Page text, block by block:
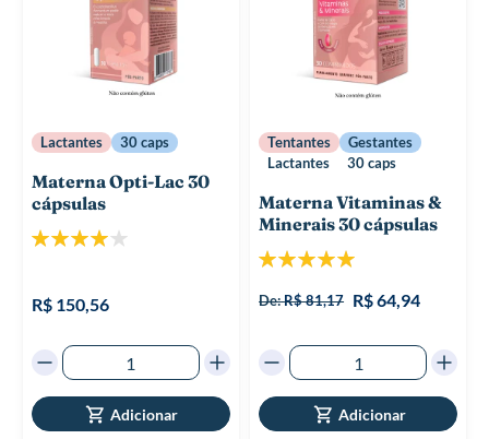
Lactantes 30 caps
Materna Opti-Lac 30
cápsulas
Classificação:
R$ 150,56
Adicionar
Tentantes
Gestantes
Lactantes
30 caps
Materna Vitaminas &
Minerais 30 cápsulas
Classificação:
De:R$ 81,17 R$ 64,94
Adicionar